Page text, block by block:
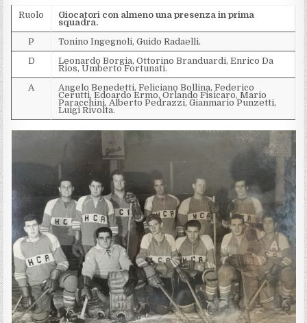
Ruolo Giocatori con almeno una presenza in prima
squadra.
P
Tonino Ingegnoli, Guido Radaelli.
D
Leonardo Borgia, Ottorino Branduardi, Enrico Da
Rios, Umberto Fortunati.
A
Angelo Benedetti, Feliciano Bollina, Federico
Cerutti, Edoardo Ermo, Orlando Fisicaro, Mario
Paracchini, Alberto Pedrazzi, Gianmario Punzetti,
Luigi Rivolta.